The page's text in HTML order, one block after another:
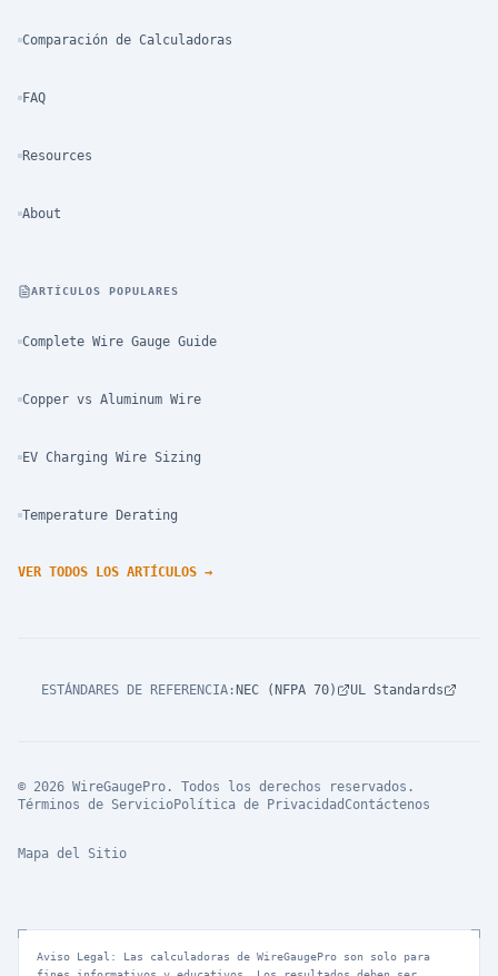
Comparación de Calculadoras
FAQ
Resources
About
ARTÍCULOS POPULARES
Complete Wire Gauge Guide
Copper vs Aluminum Wire
EV Charging Wire Sizing
Temperature Derating
VER TODOS LOS ARTÍCULOS →
ESTÁNDARES DE REFERENCIA : NEC (NFPA 70) UL Standards
© 2026 WireGaugePro. Todos los derechos reservados.
Términos de ServicioPolítica de Privacidad Contáctenos
Mapa del Sitio
Aviso Legal: Las calculadoras de WireGaugePro son solo para